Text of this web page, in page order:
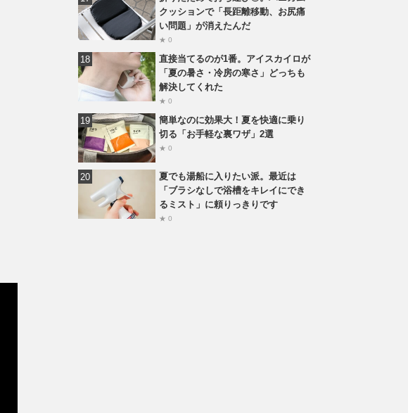
クッションで「長距離移動、お尻痛
い問題」が消えたんだ
★ 0
直接当てるのが1番。アイスカイロが
「夏の暑さ・冷房の寒さ」どっちも
解決してくれた
★ 0
簡単なのに効果大！夏を快適に乗り
切る「お手軽な裏ワザ」2選
★ 0
夏でも湯船に入りたい派。最近は
「ブラシなしで浴槽をキレイにでき
るミスト」に頼りっきりです
★ 0